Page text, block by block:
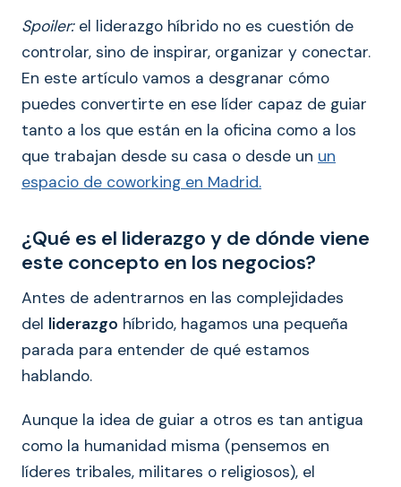
Spoiler:el liderazgo híbrido no es cuestión de
controlar, sino de inspirar, organizar y conectar.
En este artículo vamos a desgranar cómo
puedes convertirte en ese líder capaz de guiar
tanto a los que están en la oficina como a los
que trabajan desde su casa o desde un un
espacio de coworking en Madrid.
¿Qué es el liderazgo y de dónde viene
este concepto en los negocios?
Antes de adentrarnos en las complejidades
del liderazgo híbrido, hagamos una pequeña
parada para entender de qué estamos
hablando.
Aunque la idea de guiar a otros es tan antigua
como la humanidad misma (pensemos en
líderes tribales, militares o religiosos), el